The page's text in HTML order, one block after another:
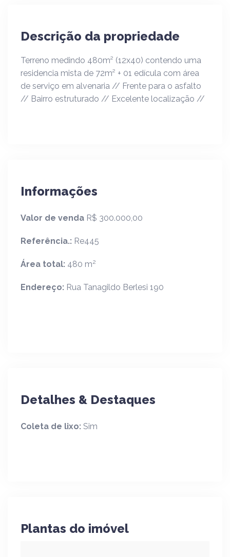
Descrição da propriedade
Terreno medindo 480m² (12x40) contendo uma
residencia mista de 72m² + 01 edícula com área
de serviço em alvenaria // Frente para o asfalto
// Bairro estruturado // Excelente localização //
Informações
Valor de venda R$ 300.000,00
Referência.: Re445
Área total: 480 m2
Endereço: Rua Tanagildo Berlesi 190
Detalhes & Destaques
Coleta de lixo: Sim
Plantas do imóvel